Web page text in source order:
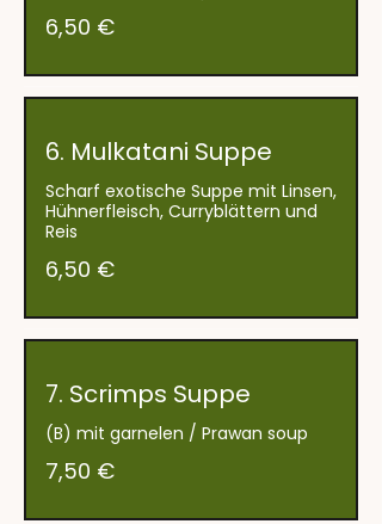
6,50 €
6. Mulkatani Suppe
Scharf exotische Suppe mit Linsen,
Hühnerfleisch, Curryblättern und
Reis
6,50 €
7. Scrimps Suppe
(B) mit garnelen / Prawan soup
7,50 €